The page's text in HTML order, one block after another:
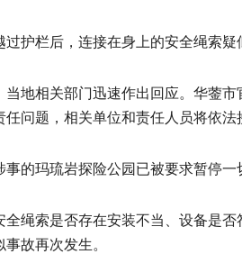
过护栏后，连接在身上的安全绳索
当地相关部门迅速作出回应。华蓥
任问题，相关单位和责任人员将依法
事的玛琉岩探险公园已被要求暂停
全绳索是否存在安装不当、设备是
故再次发生。